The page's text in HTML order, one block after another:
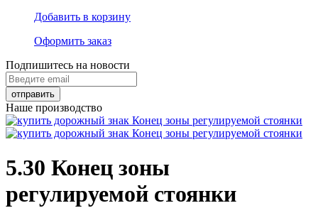
Добавить в корзину
Оформить заказ
Подпишитесь на новости
Наше производство
5.30 Конец зоны
регулируемой стоянки